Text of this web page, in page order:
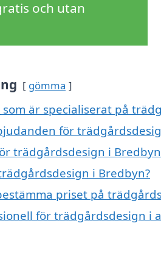
och utan
gömma
är specialiserat på
för
trädgårdsdesign i
i Bredbyn?
priset på
för trädgårdsdesign i